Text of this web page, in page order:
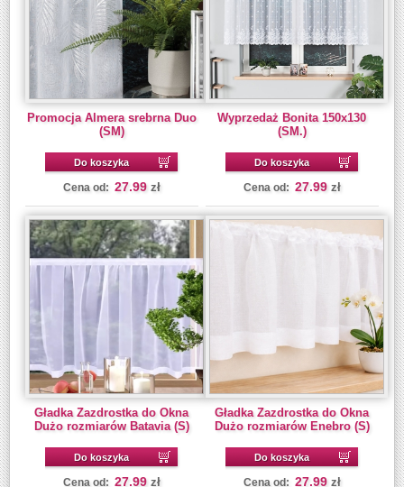
Promocja Almera srebrna Duo
(SM)
Do koszyka
Cena od: 27.99 zł
Wyprzedaż Bonita 150x130
(SM.)
Do koszyka
Cena od: 27.99 zł
Gładka Zazdrostka do Okna
Dużo rozmiarów Batavia (S)
Do koszyka
Cena od: 27.99 zł
Gładka Zazdrostka do Okna
Dużo rozmiarów Enebro (S)
Do koszyka
Cena od: 27.99 zł